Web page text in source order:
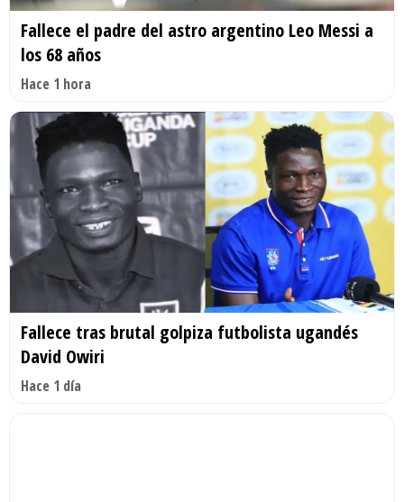
Fallece el padre del astro argentino Leo Messi a
los 68 años
Hace 1 hora
Fallece tras brutal golpiza futbolista ugandés
David Owiri
Hace 1 día